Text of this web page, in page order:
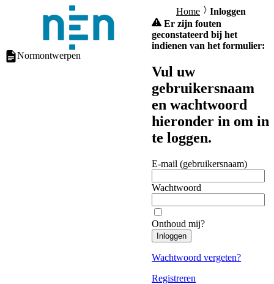
Normontwerpen
Home
Inloggen
Er zijn fouten
geconstateerd bij het
indienen van het formulier:
Vul uw
gebruikersnaam
en wachtwoord
hieronder in om in
te loggen.
E-mail (gebruikersnaam)
Wachtwoord
Onthoud mij?
Inloggen
Wachtwoord vergeten?
Registreren